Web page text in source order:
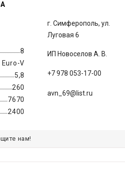
8
Euro-V
5,8
260
7670
2400
г. Симферополь, ул.
Луговая 6
ИП Новоселов А. В.
+7 978 053-17-00
avn_69@list.ru
нам!